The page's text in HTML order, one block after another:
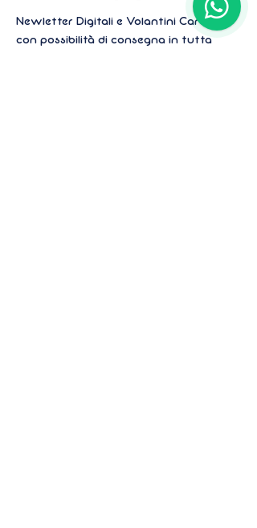
Newletter Digitali e Volantini Cartacei
con possibilità di consegna in tutta